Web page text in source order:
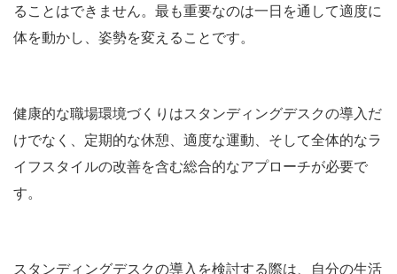
ることはできません。最も重要なのは一日を通して適度に
体を動かし、姿勢を変えることです。
健康的な職場環境づくりはスタンディングデスクの導入だ
けでなく、定期的な休憩、適度な運動、そして全体的なラ
イフスタイルの改善を含む総合的なアプローチが必要で
す。
スタンディングデスクの導入を検討する際は、自分の生活